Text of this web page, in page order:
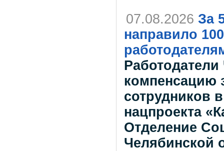
07.08.2026 За
направило
компенсацию
сотрудников
нацпроекта
Отделение
Челябинской